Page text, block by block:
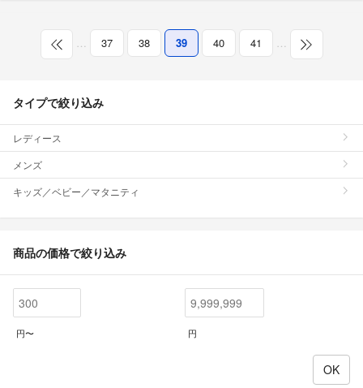
… 37 38 39 40 41 …
タイプで絞り込み
レディース
メンズ
キッズ／ベビー／マタニティ
商品の価格で絞り込み
円〜 円